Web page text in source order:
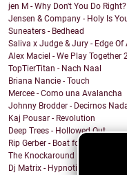
jen M - Why Don't You Do
Jensen & Company - Holy Is
Suneaters - Bedhead
Saliva x Judge & Jury - Edge Of
Alex Maciel - We Play Together
TopTierTitan - Nach Naal
Briana Nancie - Touch
Mercee - Como una Avalancha
Johnny Brodder - Decirnos
Kaj Pousar - Revolution
Deep Trees - Hollowed Out
Rip Gerber - Boat for Sale
The Knockaround Band - Ends
Dj Matrix - Hypnotic